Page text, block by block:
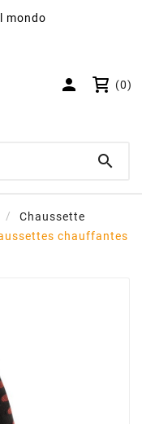
mondo
 (0)

Chaussette
chauffantes